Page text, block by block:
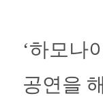
‘하모나
공연을